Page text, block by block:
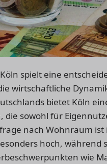
spielt eine
wirtschaftliche
bietet Köln
die sowohl für
nach Wohnraum
hoch, während
wie